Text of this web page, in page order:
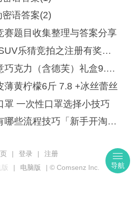
密语答案(2)
赛题目收集整理与答案分享
乐猜竞拍之注册有奖，免费
克力（含德芙）礼盒9.9+桂
薄黄柠檬6斤 7.8 +冰丝蕾丝
罩 一次性口罩选择小技巧
些流程技巧「新手开淘宝店
| 登录 |
注册
| 电脑版 | © Comsenz Inc. 导航